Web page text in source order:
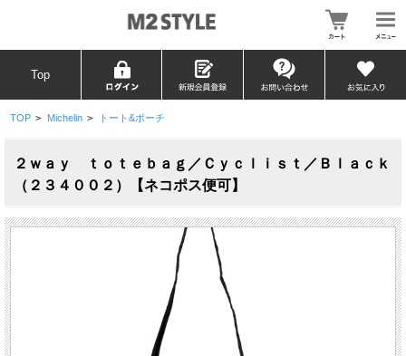
Top
TOP > Michelin > トート&ポーチ
２ｗａｙ ｔｏｔｅｂａｇ／Ｃｙｃｌｉｓｔ／Ｂｌａｃｋ
（２３４００２）【ネコポス便可】